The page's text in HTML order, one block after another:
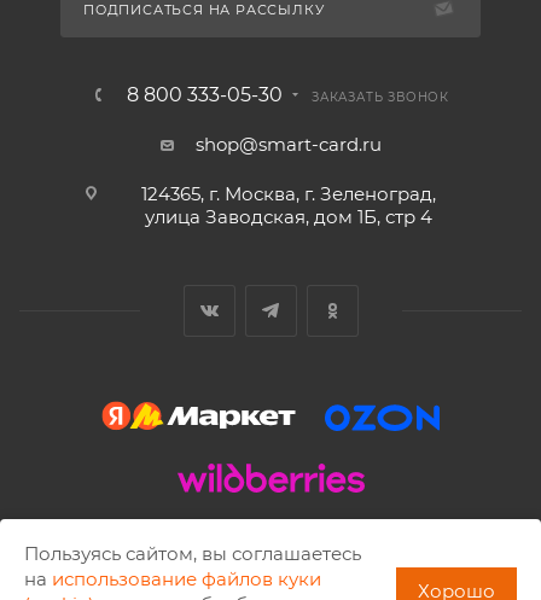
ПОДПИСАТЬСЯ НА РАССЫЛКУ
8 800 333-05-30 ЗАКАЗАТЬ ЗВОНОК
shop@smart-card.ru
124365, г. Москва, г. Зеленоград,
улица Заводская, дом 1Б, стр 4
2002 - 2026 © SMART-CARD.RU Все права защищены.
Копирование материалов разрешено только с письменного
Пользуясь сайтом, вы соглашаетесь
на использование файлов куки
Хорошо